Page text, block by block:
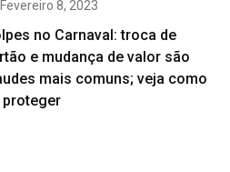
Fevereiro 8, 2023
no Carnaval: troca de
e mudança de valor são
mais comuns; veja como
proteger